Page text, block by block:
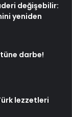
değişebilir:
yeniden
darbe!
lezzetleri